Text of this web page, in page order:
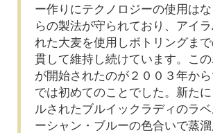
ー作りにテクノロジーの使用は
らの製法が守られており、アイ
れた大麦を使用しボトリングま
貫して維持し続けています。こ
が開始されたのが２００３年か
では初めてのことでした。新た
ルされたブルイックラディのラ
ーシャン・ブルーの色合いで蒸